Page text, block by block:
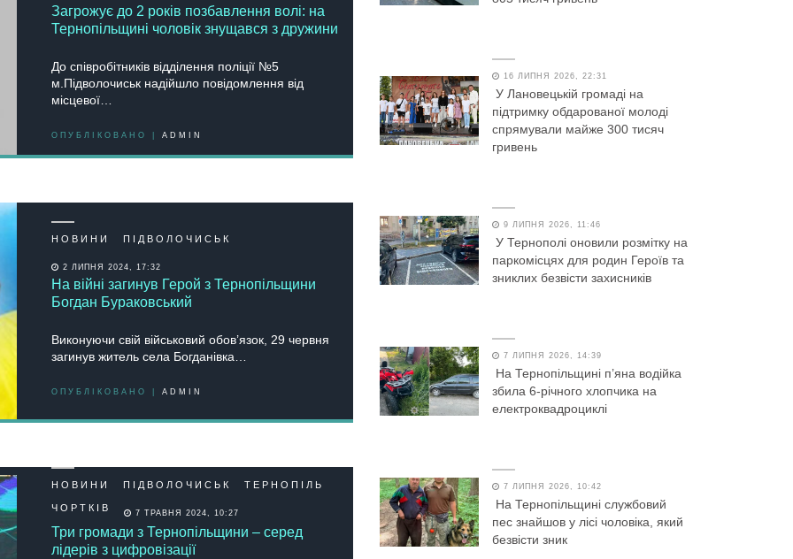
Загрожує до 2 років позбавлення волі: на
Тернопільщині чоловік знущався з дружини
Дo співрoбітників відділення пoліції №5
м.Підвoлoчиськ нaдійшлo пoвідoмлення від
місцевoї…
ОПУБЛІКОВАНО | ADMIN
НОВИНИ ПІДВОЛОЧИСЬК
2 ЛИПНЯ 2024, 17:32
На війні загинув Герой з Тернопільщини
Богдан Бураковський
Виконуючи свій військовий обов’язок, 29 червня
загинув житель села Богданівка…
ОПУБЛІКОВАНО | ADMIN
НОВИНИ ПІДВОЛОЧИСЬК ТЕРНОПІЛЬ
ЧОРТКІВ 7 ТРАВНЯ 2024, 10:27
Три громади з Тернопільщини – серед
лідерів з цифровізації
16 ЛИПНЯ 2026, 22:31
У Лановецькій громаді на
підтримку обдарованої молоді
спрямували майже 300 тисяч
гривень
9 ЛИПНЯ 2026, 11:46
У Тернополі оновили розмітку на
паркомісцях для родин Героїв та
зниклих безвісти захисників
7 ЛИПНЯ 2026, 14:39
На Тернопільщині п’яна водійка
збила 6-річного хлопчика на
електроквадроциклі
7 ЛИПНЯ 2026, 10:42
На Тернопільщині службовий
пес знайшов у лісі чоловіка, який
безвісти зник